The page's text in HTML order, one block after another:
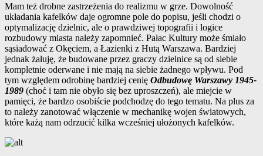
Mam też drobne zastrzeżenia do realizmu w grze. Dowolność
układania kafelków daje ogromne pole do popisu, jeśli chodzi o
optymalizację dzielnic, ale o prawdziwej topografii i logice
rozbudowy miasta należy zapomnieć. Pałac Kultury może śmiało
sąsiadować z Okęciem, a Łazienki z Hutą Warszawa. Bardziej
jednak żałuję, że budowane przez graczy dzielnice są od siebie
kompletnie oderwane i nie mają na siebie żadnego wpływu. Pod
tym względem odrobinę bardziej cenię Odbudowę Warszawy 1945-
1989 (choć i tam nie obyło się bez uproszczeń), ale miejcie w
pamięci, że bardzo osobiście podchodzę do tego tematu. Na plus za
to należy zanotować włączenie w mechanikę wojen światowych,
które każą nam odrzucić kilka wcześniej ułożonych kafelków.